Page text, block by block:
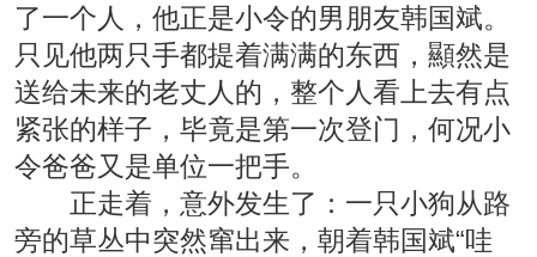
了一个人，他正是小令的男朋友韩国斌。
只见他两只手都提着满满的东西，顯然是
送给未来的老丈人的，整个人看上去有点
紧张的样子，毕竟是第一次登门，何况小
令爸爸又是单位一把手。
正走着，意外发生了：一只小狗从路
旁的草丛中突然窜出来，朝着韩国斌“哇